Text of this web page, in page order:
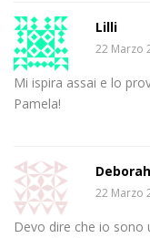
Lilli
22 Marzo
Mi ispira assai e lo
Pamela!
Deborah
22 Marzo
Devo dire che io